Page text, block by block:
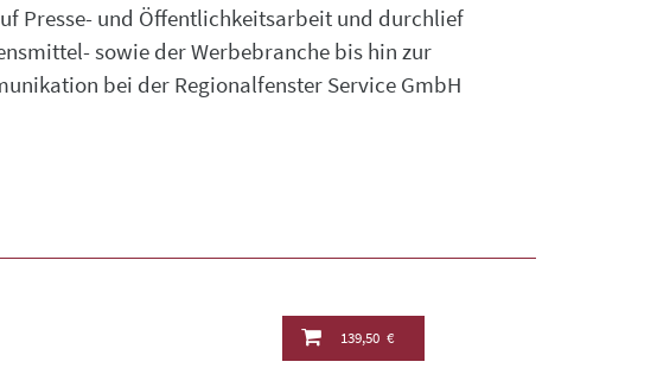
Presse- und Öffentlichkeitsarbeit und durchlief
sowie der Werbebranche bis hin zur
bei der Regionalfenster Service GmbH
139,50 €